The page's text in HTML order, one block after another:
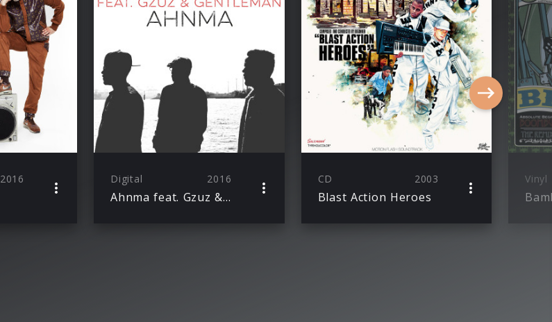
2016 Digital 2016
Ahnma feat. Gzuz & Gentleman
CD 2003
Blast Action Heroes
Vinyl